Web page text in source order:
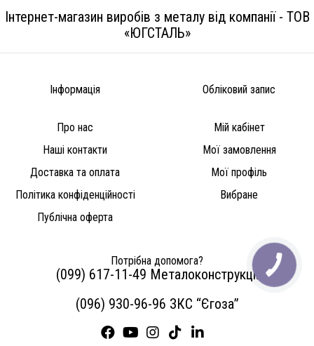
Інтернет-магазин виробів з металу від компанії - ТОВ
«ЮГСТАЛЬ»
Інформація
Про нас
Наші контакти
Доставка та оплата
Політика конфіденційності
Публічна оферта
Обліковий запис
Мій кабінет
Мої замовлення
Мої профіль
Вибране
Потрібна допомога?
(099) 617-11-49 Металоконструкції
(096) 930-96-96 ЗКС “Єгоза”
КНОПКА
ЗВ'ЯЗКУ